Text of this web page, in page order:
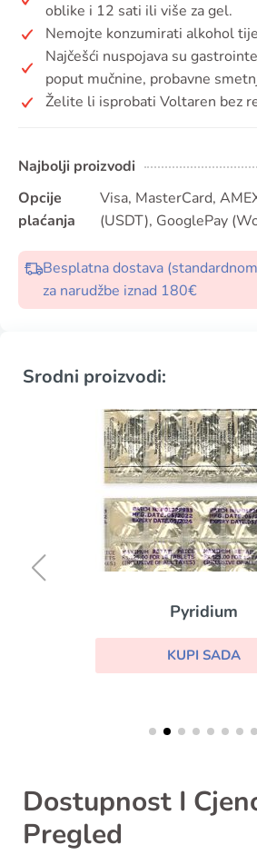
oblike i 12 sati ili više za gel.
Nemojte konzumirati alkohol
Najčešći nuspojava su
poput mučnine, probavne
Želite li isprobati Voltaren bez
Najbolji proizvodi
Opcije
plaćanja
Visa, MasterCard,
(USDT), GooglePay
Besplatna dostava
za narudžbe iznad 180€
Srodni proizvodi:
Pyridium
KUPI SADA
Dostupnost I
Pregled